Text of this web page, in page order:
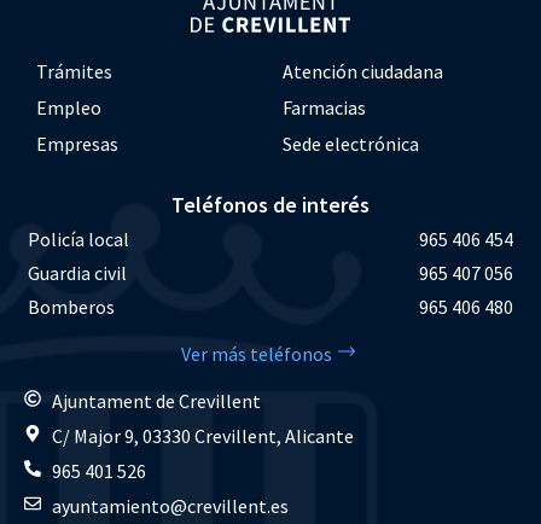
Trámites
Atención ciudadana
Empleo
Farmacias
Empresas
Sede electrónica
Teléfonos de interés
Policía local
965 406 454
Guardia civil
965 407 056
Bomberos
965 406 480
Ver más teléfonos
Ajuntament de Crevillent
C/ Major 9, 03330 Crevillent, Alicante
965 401 526
ayuntamiento@crevillent.es